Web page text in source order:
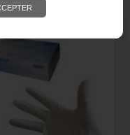
ÉGALEMENT